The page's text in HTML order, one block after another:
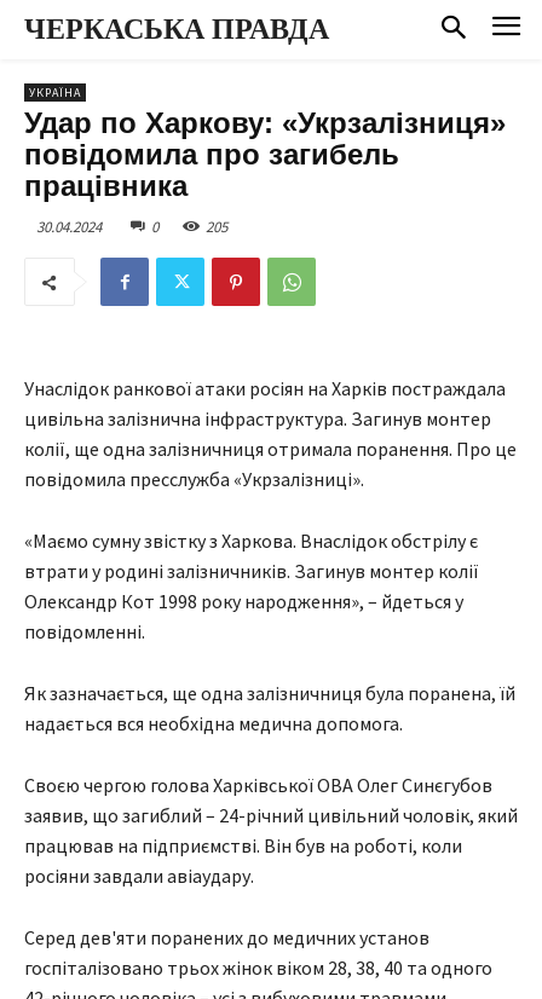
ЧЕРКАСЬКА ПРАВДА
УКРАЇНА
Удар по Харкову: «Укрзалізниця»
повідомила про загибель
працівника
30.04.2024 0 205
Унаслідок ранкової атаки росіян на Харків постраждала
цивільна залізнична інфраструктура. Загинув монтер
колії, ще одна залізничниця отримала поранення. Про це
повідомила пресслужба «Укрзалізниці».
«Маємо сумну звістку з Харкова. Внаслідок обстрілу є
втрати у родині залізничників. Загинув монтер колії
Олександр Кот 1998 року народження», – йдеться у
повідомленні.
Як зазначається, ще одна залізничниця була поранена, їй
надається вся необхідна медична допомога.
Своєю чергою голова Харківської ОВА Олег Синєгубов
заявив, що загиблий – 24-річний цивільний чоловік, який
працював на підприємстві. Він був на роботі, коли
росіяни завдали авіаудару.
Серед дев'яти поранених до медичних установ
госпіталізовано трьох жінок віком 28, 38, 40 та одного